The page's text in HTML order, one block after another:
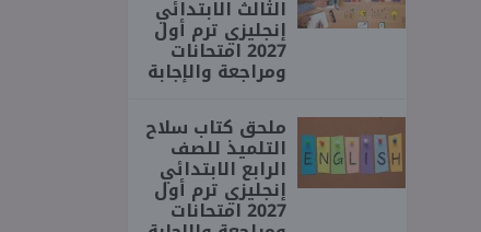
الثالث الابتدائي
إنجليزي ترم أول
2027 امتحانات
ومراجعة والإجابة
ملحق كتاب سلاح
التلميذ للصف
الرابع الابتدائي
إنجليزي ترم أول
2027 امتحانات